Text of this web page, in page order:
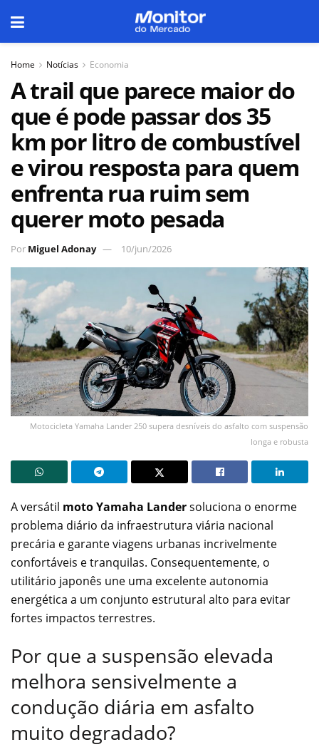
Home Notícias Economia
A trail que parece maior do
que é pode passar dos 35
km por litro de combustível
e virou resposta para quem
enfrenta rua ruim sem
querer moto pesada
Por Miguel Adonay 10/jun/2026
Motocicleta Yamaha Lander 250 supera desníveis do asfalto com suspensão
longa e robusta
A versátil moto Yamaha Landersoluciona o enorme
problema diário da infraestrutura viária nacional
precária e garante viagens urbanas incrivelmente
confortáveis e tranquilas. Consequentemente, o
utilitário japonês une uma excelente autonomia
energética a um conjunto estrutural alto para evitar
fortes impactos terrestres.
Por que a suspensão elevada
melhora sensivelmente a
condução diária em asfalto
muito degradado?